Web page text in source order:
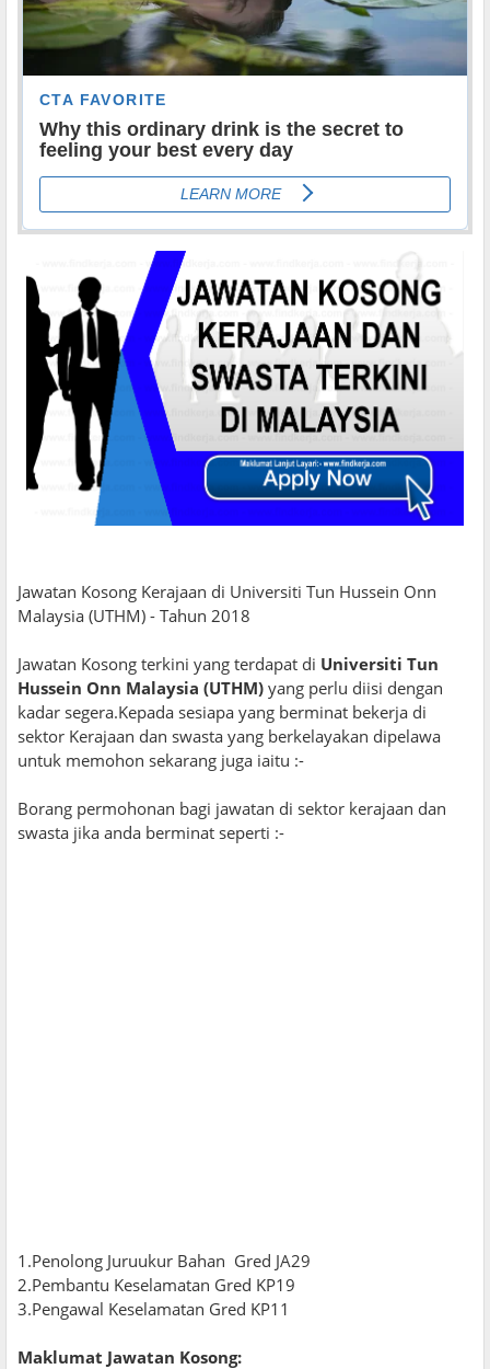
Jawatan Kosong Kerajaan di Universiti Tun Hussein Onn
Malaysia (UTHM) - Tahun 2018
Jawatan Kosong terkini yang terdapat di Universiti Tun
Hussein Onn Malaysia (UTHM) yang perlu diisi dengan
kadar segera.Kepada sesiapa yang berminat bekerja di
sektor Kerajaan dan swasta yang berkelayakan dipelawa
untuk memohon sekarang juga iaitu :-
Borang permohonan bagi jawatan di sektor kerajaan dan
swasta jika anda berminat seperti :-
1.Penolong Juruukur Bahan Gred JA29
2.Pembantu Keselamatan Gred KP19
3.Pengawal Keselamatan Gred KP11
Maklumat Jawatan Kosong: